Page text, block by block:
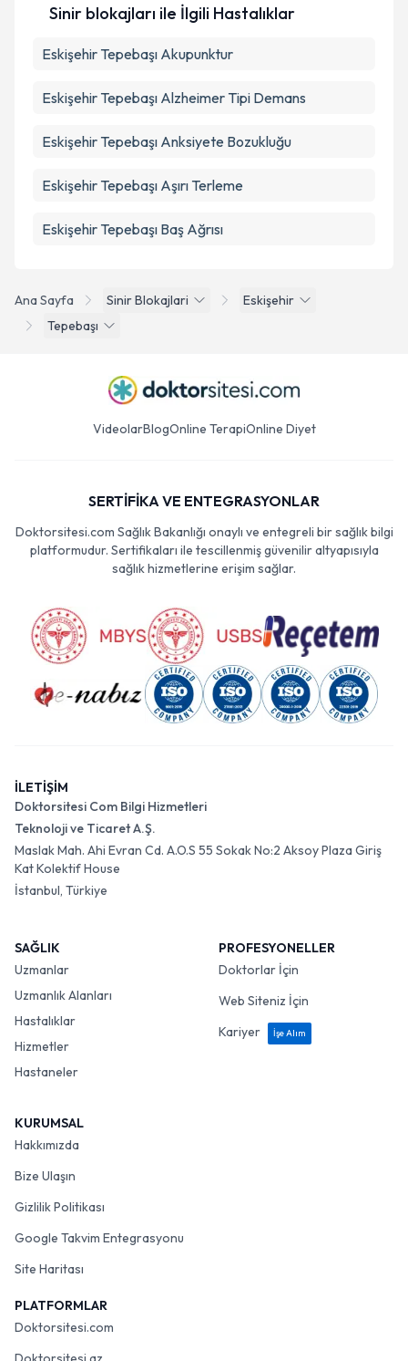
Ana Sayfa Sinir Blokajlari
Eskişehir
Tepebaşı
Sinir blokajları ile İlgili Hastalıklar
Eskişehir Tepebaşı Akupunktur
Eskişehir Tepebaşı Alzheimer Tipi Demans
Eskişehir Tepebaşı Anksiyete Bozukluğu
Eskişehir Tepebaşı Aşırı Terleme
Eskişehir Tepebaşı Baş Ağrısı
VideolarBlogOnline TerapiOnline Diyet
SERTİFİKA VE ENTEGRASYONLAR
Doktorsitesi.com Sağlık Bakanlığı onaylı ve entegreli bir sağlık bilgi
platformudur. Sertifikaları ile tescillenmiş güvenilir altyapısıyla
sağlık hizmetlerine erişim sağlar.
İLETİŞİM
Doktorsitesi Com Bilgi Hizmetleri
Teknoloji ve Ticaret A.Ş.
Maslak Mah. Ahi Evran Cd. A.O.S 55 Sokak No:2 Aksoy Plaza Giriş
Kat Kolektif House
İstanbul, Türkiye
SAĞLIK
Uzmanlar
Uzmanlık Alanları
Hastalıklar
Hizmetler
Hastaneler
PROFESYONELLER
Doktorlar İçin
Web Siteniz İçin
Kariyer
İşe Alım
KURUMSAL
Hakkımızda
Bize Ulaşın
Gizlilik Politikası
Google Takvim Entegrasyonu
Site Haritası
PLATFORMLAR
Doktorsitesi.com